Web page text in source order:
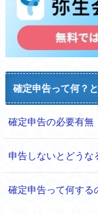
確定申告って何？
確定申告の必要有無
申告しないとどうな
確定申告って何する